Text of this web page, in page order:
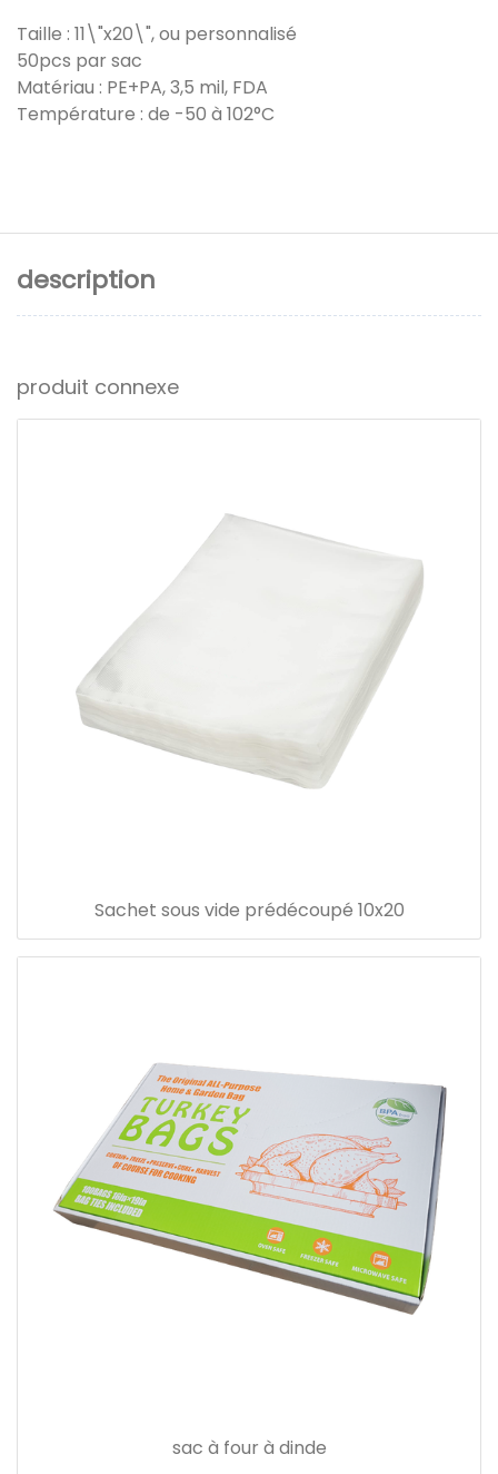
Taille : 11\"x20\", ou personnalisé
50pcs par sac
Matériau : PE+PA, 3,5 mil, FDA
Température : de -50 à 102°C
description
produit connexe
Sachet sous vide prédécoupé 10x20
sac à four à dinde